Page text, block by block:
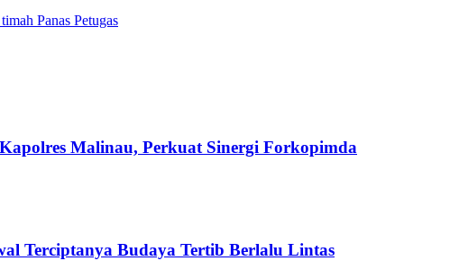
Panas Petugas
Malinau, Perkuat Sinergi Forkopimda
Terciptanya Budaya Tertib Berlalu Lintas